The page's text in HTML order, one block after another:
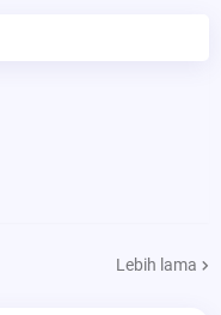
Lebih lama